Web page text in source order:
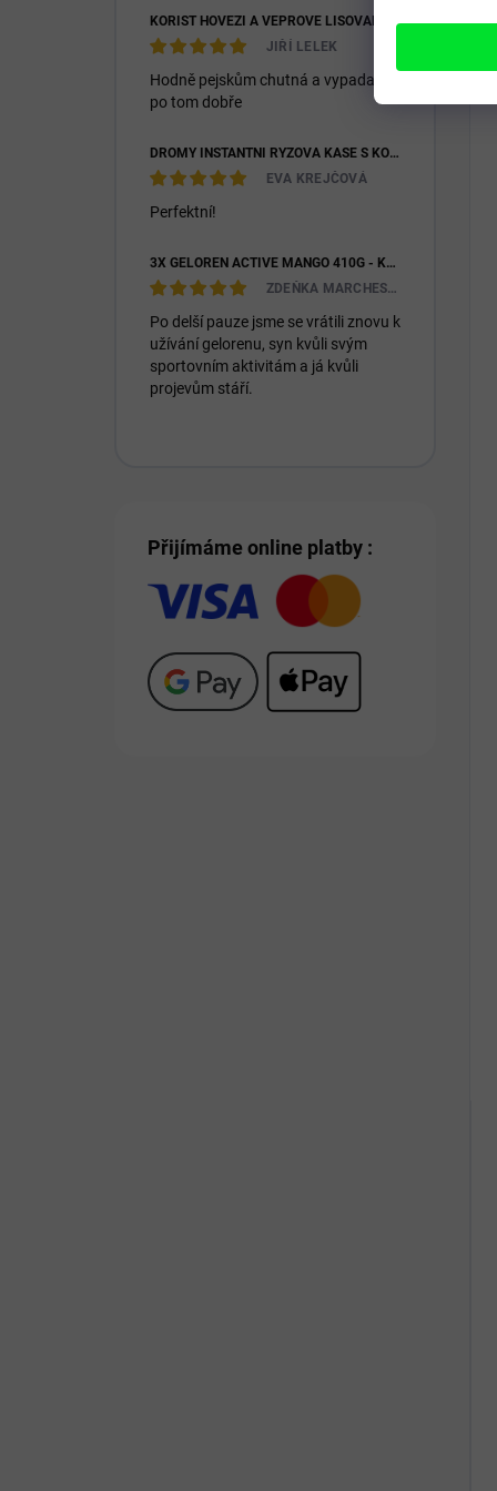
KOŘIST HOVĚZÍ A VEPŘOVÉ LISOVANÉ 28/16
JIŘÍ LELEK
Hodně pejskům chutná a vypadají
po tom dobře
DROMY INSTANTNÍ RÝŽOVÁ KAŠE S KOZÍM MLÉKEM & PREBIOTIKY 1200G
EVA KREJČOVÁ
Perfektní!
3X GELOREN ACTIVE MANGO 410G - KLOUBNÍ VÝŽIVA PRO LIDI (3X 90KS)
ZDEŇKA MARCHESIOVÁ
Po delší pauze jsme se vrátili znovu k
užívání gelorenu, syn kvůli svým
sportovním aktivitám a já kvůli
projevům stáří.
Přijímáme online platby :